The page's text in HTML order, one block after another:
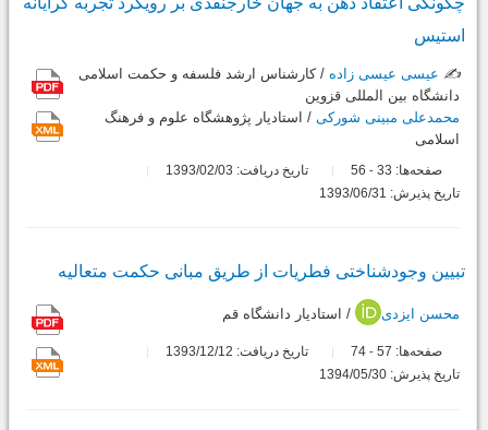
استیس
✍️ عیسی عیسی زاده / کارشناس ارشد فلسفه و حکمت اسلامى
دانشگاه بین المللى قزوین
محمدعلی مبینی شورکی / استادیار پژوهشگاه علوم و فرهنگ
اسلامی
صفحه‌ها: 33
-
تاریخ دریافت: 1393/02/03
تاریخ پذیرش: 1393/06/31
تبیین وجودشناختى فطریات از طریق مبانى حکمت متعالیه
محسن ایزدی / استادیار دانشگاه قم
صفحه‌ها: 57
-
تاریخ دریافت: 1393/12/12
تاریخ پذیرش: 1394/05/30